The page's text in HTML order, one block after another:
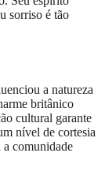
sorriso é tão
a natureza
britânico
cultural garante
nível de cortesia
a comunidade